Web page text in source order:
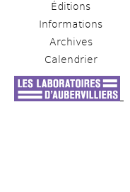
Éditions
Informations
Archives
Calendrier